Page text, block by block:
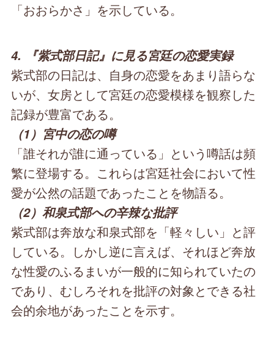
「おおらかさ」を示している。
4. 『紫式部日記』に見る宮廷の恋愛実録
紫式部の日記は、自身の恋愛をあまり語らな
いが、女房として宮廷の恋愛模様を観察した
記録が豊富である。
（1）宮中の恋の噂
「誰それが誰に通っている」という噂話は頻
繁に登場する。これらは宮廷社会において性
愛が公然の話題であったことを物語る。
（2）和泉式部への辛辣な批評
紫式部は奔放な和泉式部を「軽々しい」と評
している。しかし逆に言えば、それほど奔放
な性愛のふるまいが一般的に知られていたの
であり、むしろそれを批評の対象とできる社
会的余地があったことを示す。